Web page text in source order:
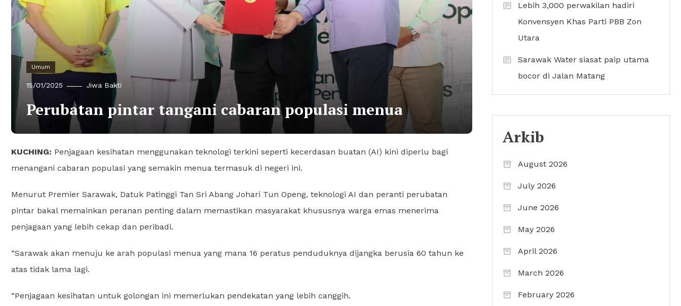
Umum
15/01/2025 Jiwa Bakti
Perubatan pintar tangani cabaran populasi menua
KUCHING: Penjagaan kesihatan menggunakan teknologi terkini seperti kecerdasan buatan (AI) kini diperlu bagi
menangani cabaran populasi yang semakin menua termasuk di negeri ini.
Menurut Premier Sarawak, Datuk Patinggi Tan Sri Abang Johari Tun Openg, teknologi AI dan peranti perubatan
pintar bakal memainkan peranan penting dalam memastikan masyarakat khususnya warga emas menerima
penjagaan yang lebih cekap dan peribadi.
“Sarawak akan menuju ke arah populasi menua yang mana 16 peratus penduduknya dijangka berusia 60 tahun ke
atas tidak lama lagi.
“Penjagaan kesihatan untuk golongan ini memerlukan pendekatan yang lebih canggih.
Lebih 3,000 perwakilan hadiri
Konvensyen Khas Parti PBB Zon
Utara
Sarawak Water siasat paip utama
bocor di Jalan Matang
Arkib
August 2026
July 2026
June 2026
May 2026
April 2026
March 2026
February 2026